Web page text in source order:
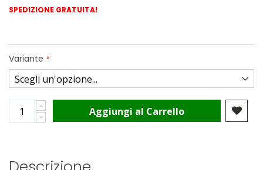
SPEDIZIONE GRATUITA!
Variante
Aggiungi al Carrello